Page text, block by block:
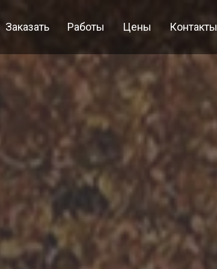
Заказать Работы Цены Контакты